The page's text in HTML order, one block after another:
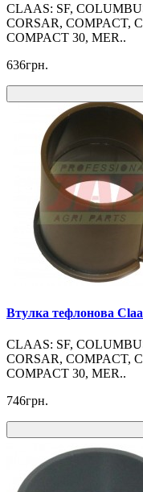
CLAAS: SF,
CORSAR, COMPACT,
COMPACT 30, MER..
636грн.
Втулка тефлонова
CLAAS: SF,
CORSAR, COMPACT,
COMPACT 30, MER..
746грн.